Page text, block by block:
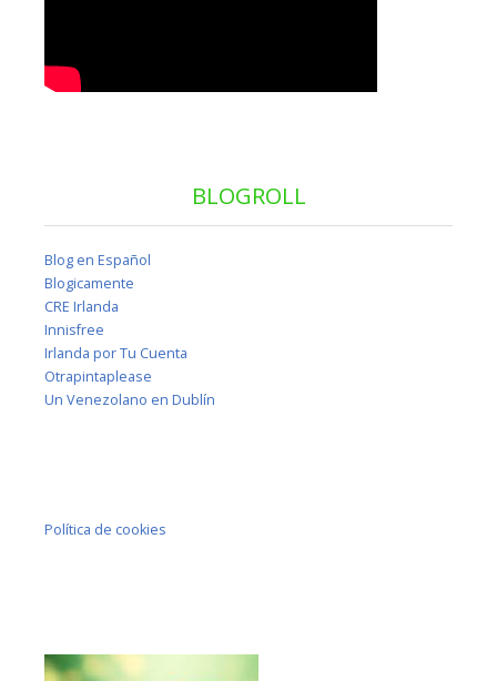
BLOGROLL
Blog en Español
Blogicamente
CRE Irlanda
Innisfree
Irlanda por Tu Cuenta
Otrapintaplease
Un Venezolano en Dublín
Política de cookies